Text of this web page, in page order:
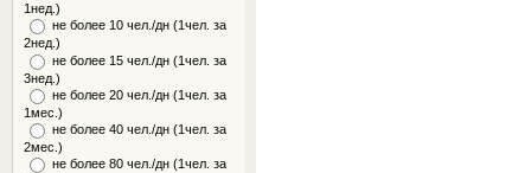
1нед.)
не более 10 чел./дн (1чел. за
2нед.)
не более 15 чел./дн (1чел. за
3нед.)
не более 20 чел./дн (1чел. за
1мес.)
не более 40 чел./дн (1чел. за
2мес.)
не более 80 чел./дн (1чел. за